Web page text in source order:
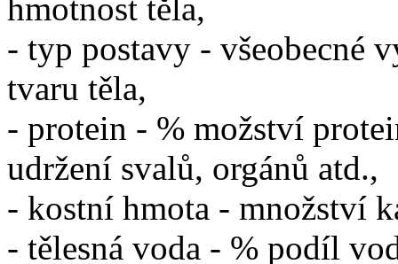
hmotnost těla,
- typ postavy - všeobecné
tvaru těla,
- protein - % možství
udržení svalů, orgánů atd.,
- kostní hmota - množství
- tělesná voda - % podíl